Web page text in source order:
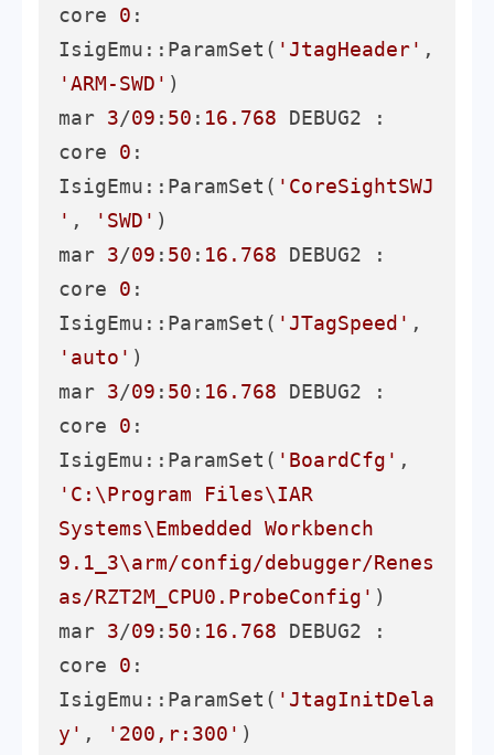
core 0 :
IsigEmu::ParamSet( 'JtagHeader'
'ARM-SWD' )
mar 3/09 : 50 : 16.768 DEBUG2 :
core 0 :
IsigEmu::ParamSet( 'CoreSightSWJ
' , 'SWD' )
mar 3/09 : 50 : 16.768 DEBUG2 :
core 0 :
IsigEmu::ParamSet( 'JTagSpeed'
'auto' )
mar 3/09 : 50 : 16.768 DEBUG2 :
core 0 :
IsigEmu::ParamSet( 'BoardCfg'
'C:\Program Files\IAR
Systems\Embedded Workbench
9.1_3\arm/config/debugger/Renes
as/RZT2M_CPU0.ProbeConfig' )
mar 3/09 : 50 : 16.768 DEBUG2 :
core 0 :
IsigEmu::ParamSet( 'JtagInitDela
y' , '200,r:300' )